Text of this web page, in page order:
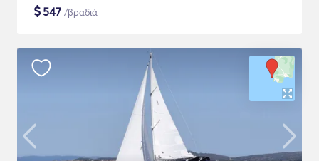
$547 /βραδιά